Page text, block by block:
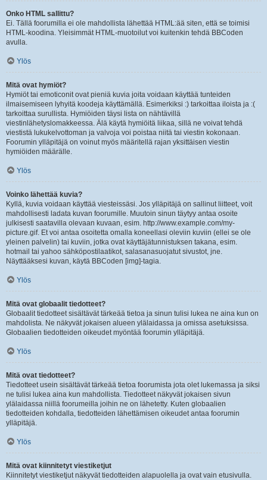
Onko HTML sallittu?
Ei. Tällä foorumilla ei ole mahdollista lähettää HTML:ää siten, että se toimisi
HTML-koodina. Yleisimmät HTML-muotoilut voi kuitenkin tehdä BBCoden
avulla.
Ylös
Mitä ovat hymiöt?
Hymiöt tai emoticonit ovat pieniä kuvia joita voidaan käyttää tunteiden
ilmaisemiseen lyhyitä koodeja käyttämällä. Esimerkiksi :) tarkoittaa iloista ja :(
tarkoittaa surullista. Hymiöiden täysi lista on nähtävillä
viestinlähetyslomakkeessa. Älä käytä hymiöitä liikaa, sillä ne voivat tehdä
viestistä lukukelvottoman ja valvoja voi poistaa niitä tai viestin kokonaan.
Foorumin ylläpitäjä on voinut myös määritellä rajan yksittäisen viestin
hymiöiden määrälle.
Ylös
Voinko lähettää kuvia?
Kyllä, kuvia voidaan käyttää viesteissäsi. Jos ylläpitäjä on sallinut liitteet, voit
mahdollisesti ladata kuvan foorumille. Muutoin sinun täytyy antaa osoite
julkisesti saatavilla olevaan kuvaan, esim. http://www.example.com/my-
picture.gif. Et voi antaa osoitetta omalla koneellasi oleviin kuviin (ellei se ole
yleinen palvelin) tai kuviin, jotka ovat käyttäjätunnistuksen takana, esim.
hotmail tai yahoo sähköpostilaatikot, salasanasuojatut sivustot, jne.
Näyttääksesi kuvan, käytä BBCoden [img]-tagia.
Ylös
Mitä ovat globaalit tiedotteet?
Globaalit tiedotteet sisältävät tärkeää tietoa ja sinun tulisi lukea ne aina kun on
mahdolista. Ne näkyvät jokaisen alueen ylälaidassa ja omissa asetuksissa.
Globaalien tiedotteiden oikeudet myöntää foorumin ylläpitäjä.
Ylös
Mitä ovat tiedotteet?
Tiedotteet usein sisältävät tärkeää tietoa foorumista jota olet lukemassa ja siksi
ne tulisi lukea aina kun mahdollista. Tiedotteet näkyvät jokaisen sivun
ylälaidassa niillä foorumeilla joihin ne on lähetetty. Kuten globaalien
tiedotteiden kohdalla, tiedotteiden lähettämisen oikeudet antaa foorumin
ylläpitäjä.
Ylös
Mitä ovat kiinnitetyt viestiketjut
Kiinnitetyt viestiketjut näkyvät tiedotteiden alapuolella ja ovat vain etusivulla.